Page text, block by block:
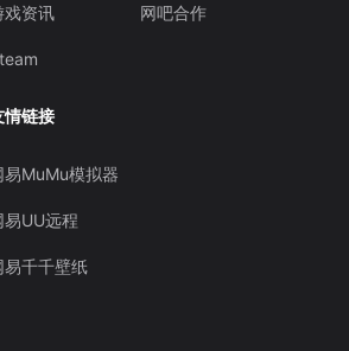
戏资讯 网吧合作
情链接
易MuMu模拟器
易UU远程
易千千壁纸